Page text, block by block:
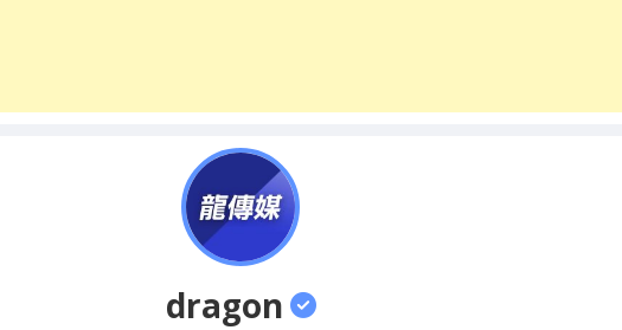
dragon